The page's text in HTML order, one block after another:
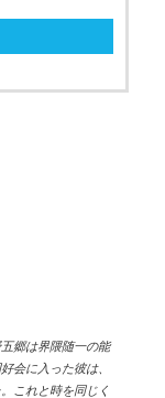
郷は界隈随一の能
会に入った彼は、
これと時を同じく